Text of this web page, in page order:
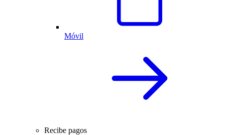
Móvil
Recibe pagos